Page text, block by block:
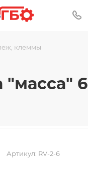
клеммы
6
Артикул: RV-2-6